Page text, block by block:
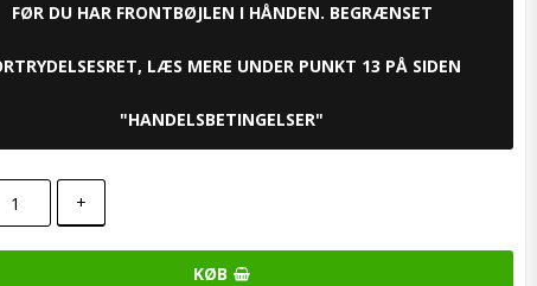
FØR DU HAR FRONTBØJLEN I HÅNDEN. BEGRÆNSET
LÆS MERE UNDER PUNKT 13 PÅ SIDEN
"HANDELSBETINGELSER"
+
KØB